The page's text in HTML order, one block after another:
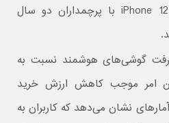
بود. پس در مقایسه iPhone 12 Pro با پرچمداران دو سال
گوشی‌های هوشمند نسبت به
امر موجب کاهش ارزش خرید
نشان می‌دهد که کاربران به